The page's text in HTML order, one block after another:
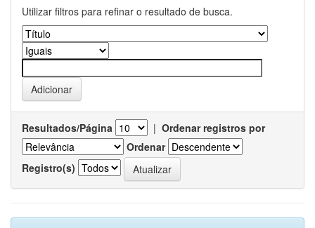
Utilizar filtros para refinar o resultado de busca.
Resultados/Página | Ordenar registros por
Ordenar
Registro(s)